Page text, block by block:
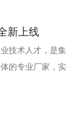
新上线
技术人才，是集
的专业厂家，实